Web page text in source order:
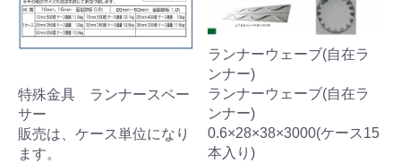
特殊金具 ランナースペー
サー
販売は、ケース単位になり
ます。
ランナーウェーブ(自在ラ
ンナー)
ランナーウェーブ(自在ラ
ンナー)
0.6×28×38×3000(ケース15
本入り)